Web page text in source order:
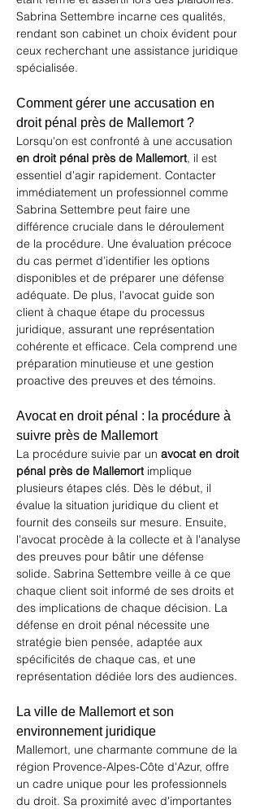
Sabrina Settembre incarne ces qualités,
rendant son cabinet un choix évident pour
ceux recherchant une assistance juridique
spécialisée.
Comment gérer une accusation en
droit pénal près de Mallemort ?
Lorsqu'on est confronté à une accusation
en droit pénal près de Mallemort, il est
essentiel d'agir rapidement. Contacter
immédiatement un professionnel comme
Sabrina Settembre peut faire une
différence cruciale dans le déroulement
de la procédure. Une évaluation précoce
du cas permet d’identifier les options
disponibles et de préparer une défense
adéquate. De plus, l'avocat guide son
client à chaque étape du processus
juridique, assurant une représentation
cohérente et efficace. Cela comprend une
préparation minutieuse et une gestion
proactive des preuves et des témoins.
Avocat en droit pénal : la procédure à
suivre près de Mallemort
La procédure suivie par un avocat en droit
pénal près de Mallemort implique
plusieurs étapes clés. Dès le début, il
évalue la situation juridique du client et
fournit des conseils sur mesure. Ensuite,
l'avocat procède à la collecte et à l'analyse
des preuves pour bâtir une défense
solide. Sabrina Settembre veille à ce que
chaque client soit informé de ses droits et
des implications de chaque décision. La
défense en droit pénal nécessite une
stratégie bien pensée, adaptée aux
spécificités de chaque cas, et une
représentation dédiée lors des audiences.
La ville de Mallemort et son
environnement juridique
Mallemort, une charmante commune de la
région Provence-Alpes-Côte d'Azur, offre
un cadre unique pour les professionnels
du droit. Sa proximité avec d'importantes